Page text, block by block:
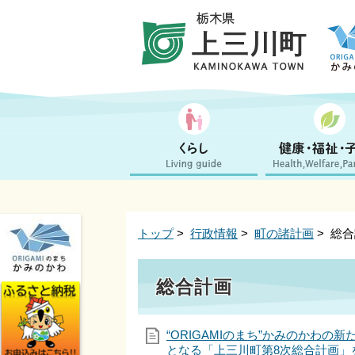
トップ> 行政情報 > 町の諸計画 > 総
総合計画
“ORIGAMIのまち”かみのかわの新
となる「上三川町第8次総合計画